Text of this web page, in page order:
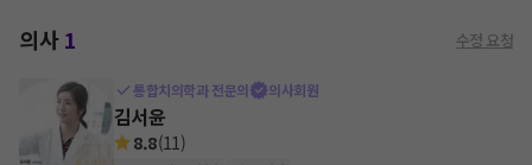
의사1 수정 요청
통합치의학과 전문의 의사회원
김서윤
8.8(11)